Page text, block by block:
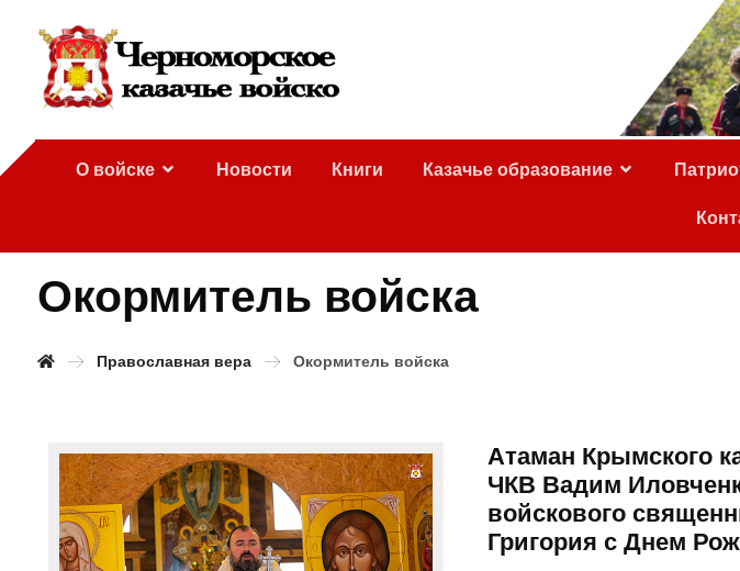
О войске Новости Книги Казачье образование
Окормитель войска
Православная вера Окормитель войска
Атаман Крымского
ЧКВ Вадим
войскового
Григория с Днем